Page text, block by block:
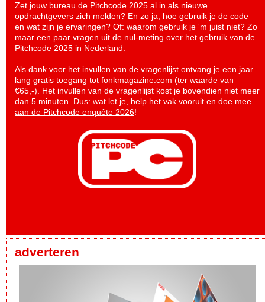
Zet jouw bureau de Pitchcode 2025 al in als nieuwe
opdrachtgevers zich melden? En zo ja, hoe gebruik je de code
en wat zijn je ervaringen? Of: waarom gebruik je ‘m juist niet? Zo
maar een paar vragen uit de nul-meting over het gebruik van de
Pitchcode 2025 in Nederland.
Als dank voor het invullen van de vragenlijst ontvang je een jaar
lang gratis toegang tot fonkmagazine.com (ter waarde van
€65,-). Het invullen van de vragenlijst kost je bovendien niet meer
dan 5 minuten. Dus: wat let je, help het vak vooruit en doe mee
aan de Pitchcode enquête 2026!
adverteren